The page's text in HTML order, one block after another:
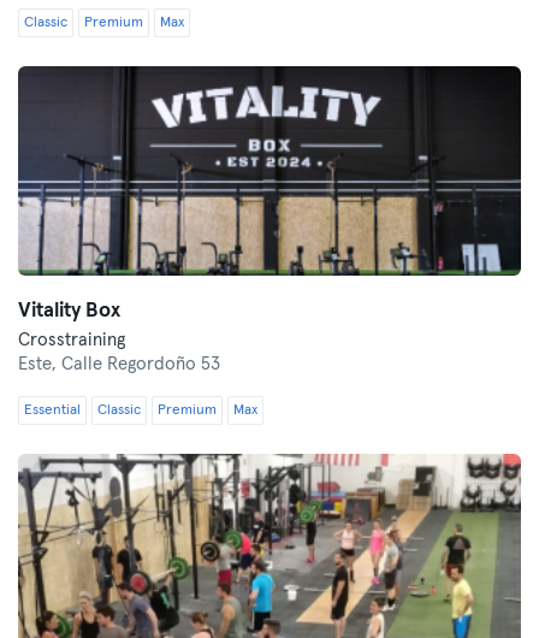
Classic Premium Max
Vitality Box
Crosstraining
Este, Calle Regordoño 53
Essential Classic Premium Max